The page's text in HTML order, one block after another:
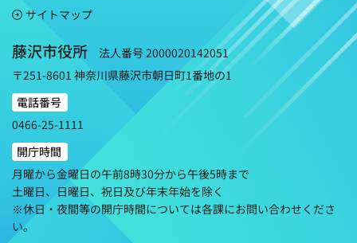
サイトマップ
藤沢市役所
法人番号 2000020142051
〒251-8601 神奈川県藤沢市朝日町1番地の1
電話番号
0466-25-1111
開庁時間
月曜から金曜日の午前8時30分から午後5時まで
土曜日、日曜日、祝日及び年末年始を除く
※休日・夜間等の開庁時間については各課にお問い合わせくださ
い。